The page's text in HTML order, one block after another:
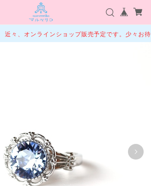
近々、オンラインショップ販売予定です。少々お待